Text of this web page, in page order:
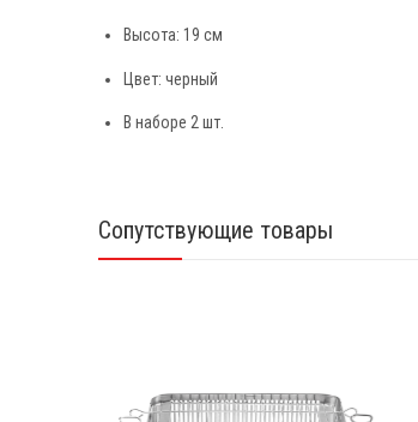
Высота: 19 см
Цвет: черный
В наборе 2 шт.
Сопутствующие товары